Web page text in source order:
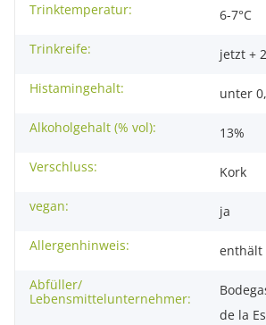
Trinktemperatur:
6-7°C
Trinkreife:
jetzt +
Histamingehalt:
unter
Alkoholgehalt (% vol):
13%
Verschluss:
Kork
vegan:
ja
Allergenhinweis:
enthält
Abfüller/
Lebensmittelunternehmer:
de la